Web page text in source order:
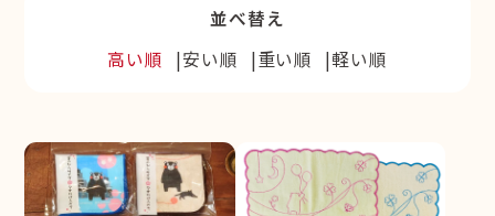
並べ替え
高い順
安い順 重い順 軽い順